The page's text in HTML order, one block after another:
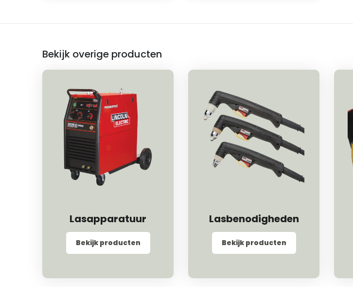
Bekijk overige producten
Lasapparatuur
Bekijk producten
Lasbenodigheden
Bekijk producten